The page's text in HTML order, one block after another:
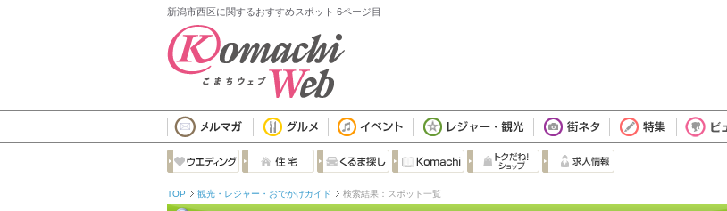
新潟市西区に関するおすすめスポット 6ページ目
TOP 観光・レジャー・おでかけガイド 検索結果：スポット一覧